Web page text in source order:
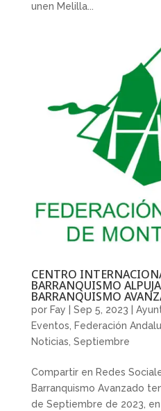
unen Melilla...
CENTRO
BARRANQUISMO
BARRANQUISMO
por Fay Sep 5, 2023
Eventos, Federación
Noticias, Septiembre
Compartir en Redes
Barranquismo Avanzado
de Septiembre de 2023,